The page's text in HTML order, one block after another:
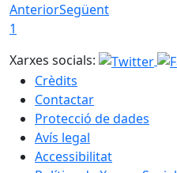
AnteriorSegüent
1
Xarxes socials:
Crèdits
Contactar
Protecció de dades
Avís legal
Accessibilitat